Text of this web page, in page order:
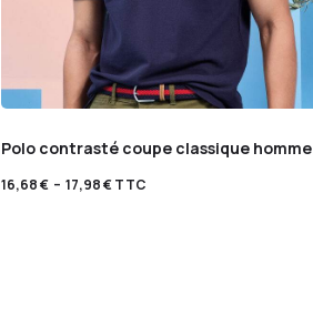
Polo contrasté coupe classique homme
16,68€ – 17,98€TTC